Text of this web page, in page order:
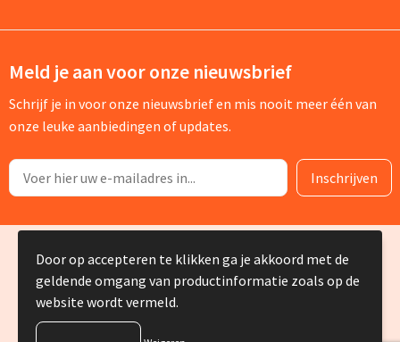
Meld je aan voor onze nieuwsbrief
Schrijf je in voor onze nieuwsbrief en mis nooit meer één van
onze leuke aanbiedingen of updates.
© Copyright Silvia Bruin reclame-advies 2025
Door op accepteren te klikken ga je akkoord met de
geldende omgang van productinformatie zoals op de
website wordt vermeld.